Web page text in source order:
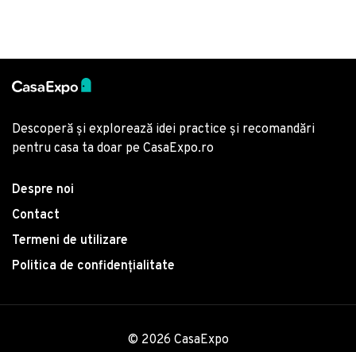
Descoperă și explorează idei practice și recomandări
pentru casa ta doar pe CasaExpo.ro
Despre noi
Contact
Termeni de utilizare
Politica de confidențialitate
© 2026 CasaExpo